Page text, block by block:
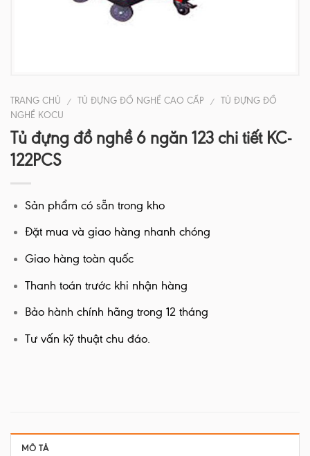
TRANG CHỦ / TỦ ĐỰNG ĐỒ NGHỀ CAO CẤP /
TỦ ĐỰNG ĐỒ
NGHỀ KOCU
Tủ đựng đồ nghề 6 ngăn 123 chi tiết KC-
122PCS
Sản phẩm có sẵn trong kho
Đặt mua và giao hàng nhanh chóng
Giao hàng toàn quốc
Thanh toán trước khi nhận hàng
Bảo hành chính hãng trong 12 tháng
Tư vấn kỹ thuật chu đáo.
MÔ TẢ